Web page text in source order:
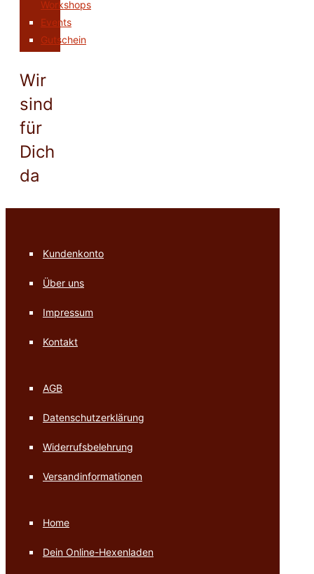
Workshops
Events
Gutschein
Wir
sind
für
Dich
da
Kundenkonto
Über uns
Impressum
Kontakt
AGB
Datenschutzerklärung
Widerrufsbelehrung
Versandinformationen
Home
Dein Online-Hexenladen